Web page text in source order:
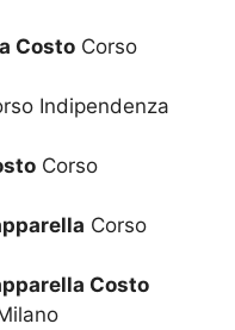
Costo Corso
Indipendenza
Corso
Corso
Costo